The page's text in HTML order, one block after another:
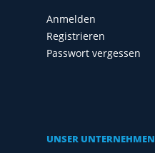
Anmelden
Registrieren
Passwort vergessen
UNSER UNTERNEHMEN